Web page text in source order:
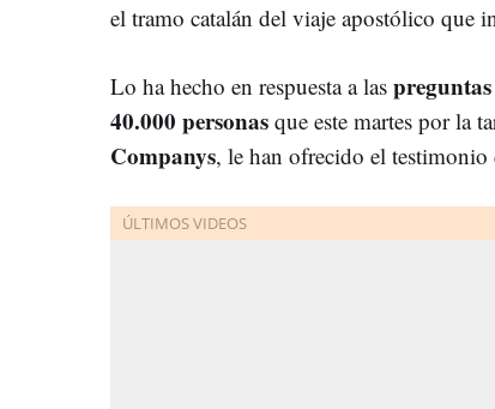
el tramo catalán del viaje apostólico que
Lo ha hecho en respuesta a las
40.000 personas que este martes por la
Companys, le han ofrecido el testimonio